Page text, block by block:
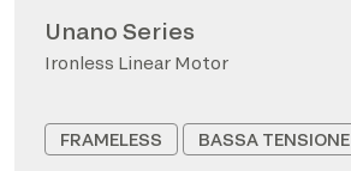
Unano Series
Ironless Linear Motor
FRAMELESS BASSA TENSIONE